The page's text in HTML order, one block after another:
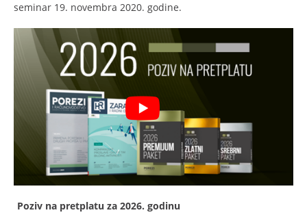
seminar 19. novembra 2020. godine.
Poziv na pretplatu za 2026. godinu